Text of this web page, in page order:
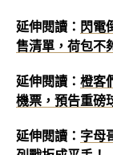
延伸閱讀： 閃電
售清單，荷包不
延伸閱讀： 橙客
機票，預告重磅
延伸閱讀： 字母